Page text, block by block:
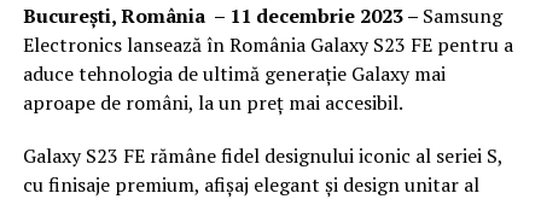
București, România – 11 decembrie 2023 – Samsung
Electronics lansează în România Galaxy S23 FE pentru a
aduce tehnologia de ultimă generație Galaxy mai
aproape de români, la un preț mai accesibil.
Galaxy S23 FE rămâne fidel designului iconic al seriei S,
cu finisaje premium, afișaj elegant și design unitar al